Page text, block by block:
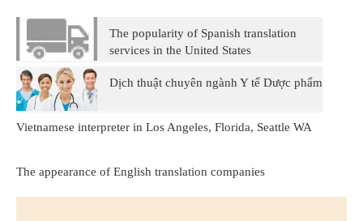
The popularity of Spanish translation
services in the United States
Dịch thuật chuyên ngành Y tế Dược phẩm
Vietnamese interpreter in Los Angeles, Florida, Seattle WA
The appearance of English translation companies